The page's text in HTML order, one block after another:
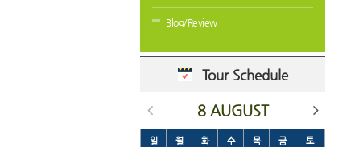
Blog/Review
Tour Schedule
8 AUGUST
일 월 화 수 목 금 토